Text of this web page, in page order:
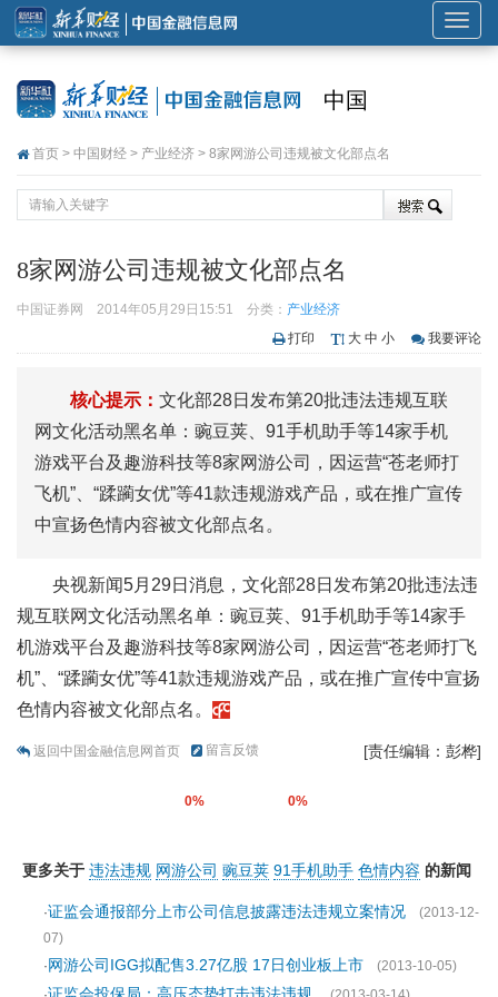
展
开
中国
首页 > 中国财经 > 产业经济 > 8家网游公司违规被文化部点名
8家网游公司违规被文化部点名
中国证券网 2014年05月29日15:51 分类： 产业经济
打印
大 中 小 我要评论
核心提示： 文化部28日发布第20批违法违规互联
网文化活动黑名单：豌豆荚、91手机助手等14家手机
游戏平台及趣游科技等8家网游公司，因运营“苍老师打
飞机”、“蹂躏女优”等41款违规游戏产品，或在推广宣传
中宣扬色情内容被文化部点名。
央视新闻5月29日消息，文化部28日发布第20批违法违
规互联网文化活动黑名单：豌豆荚、91手机助手等14家手
机游戏平台及趣游科技等8家网游公司，因运营“苍老师打飞
机”、“蹂躏女优”等41款违规游戏产品，或在推广宣传中宣扬
色情内容被文化部点名。
返回中国金融信息网首页 留言反馈 [责任编辑：彭桦]
0% 0%
更多关于 违法违规 网游公司 豌豆荚 91手机助手 色情内容 的新闻
·证监会通报部分上市公司信息披露违法违规立案情况
(2013-12-
07)
·网游公司IGG拟配售3.27亿股 17日创业板上市
(2013-10-05)
证监会投保局：高压态势打击违法违规